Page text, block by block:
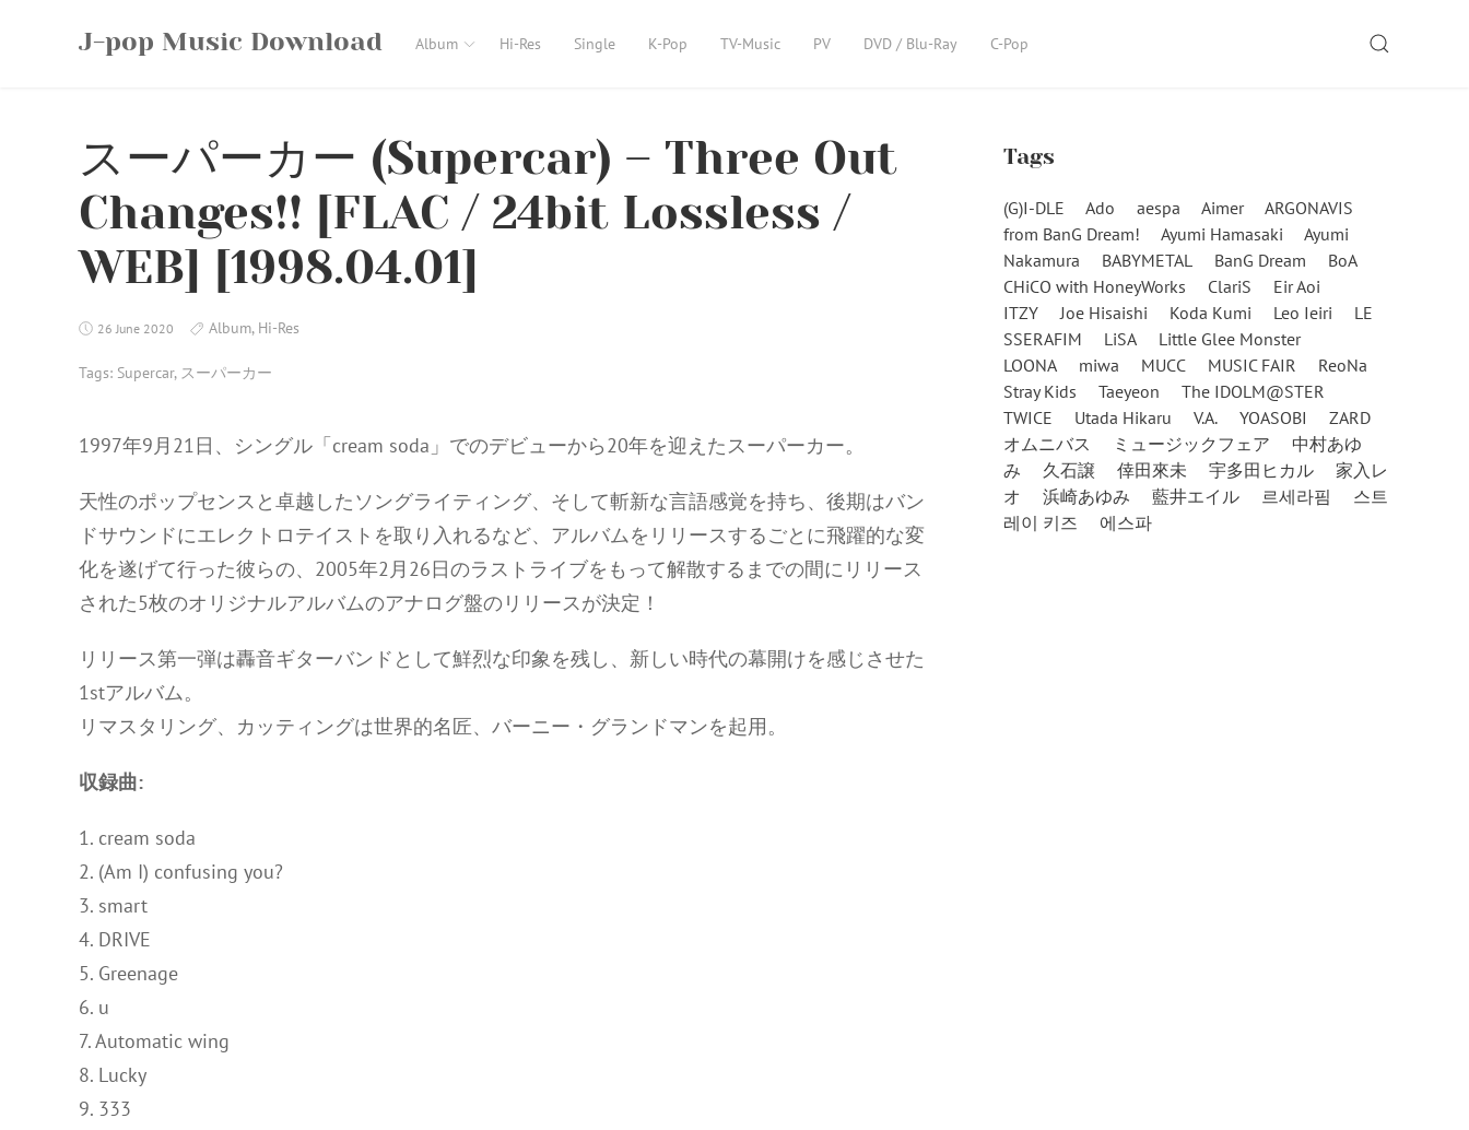
J-pop Music Download Album Hi-Res Single K-Pop TV-Music PV DVD / Blu-Ray C-Pop SEARCH
スーパーカー (Supercar) – Three Out
Changes!! [FLAC / 24bit Lossless /
WEB] [1998.04.01]
26 June 2020 Album, Hi-Res
Tags: Supercar, スーパーカー
1997年9月21日、シングル「cream soda」でのデビューから20年を迎えたスーパーカー。
天性のポップセンスと卓越したソングライティング、そして斬新な言語感覚を持ち、後期はバン
ドサウンドにエレクトロテイストを取り入れるなど、アルバムをリリースするごとに飛躍的な変
化を遂げて行った彼らの、2005年2月26日のラストライブをもって解散するまでの間にリリース
された5枚のオリジナルアルバムのアナログ盤のリリースが決定！
リリース第一弾は轟音ギターバンドとして鮮烈な印象を残し、新しい時代の幕開けを感じさせた
1stアルバム。
リマスタリング、カッティングは世界的名匠、バーニー・グランドマンを起用。
収録曲:
1. cream soda
2. (Am I) confusing you?
3. smart
4. DRIVE
5. Greenage
6. u
7. Automatic wing
8. Lucky
9. 333
Tags
(G)I-DLE Ado aespa Aimer
ARGONAVIS
from BanG Dream!
Ayumi Hamasaki
Ayumi
Nakamura
BABYMETAL BanG Dream
BoA
CHiCO with HoneyWorks
ClariS
Eir Aoi
ITZY
Joe Hisaishi Koda Kumi Leo Ieiri
LE
SSERAFIM
LiSA
Little Glee Monster
LOONA
miwa MUCC MUSIC FAIR
ReoNa
Stray Kids
Taeyeon
The IDOLM@STER
TWICE
Utada Hikaru V.A. YOASOBI
ZARD
オムニバス
ミュージックフェア
中村あゆ
み
久石譲 倖田來未 宇多田ヒカル
家入レ
オ
浜崎あゆみ 藍井エイル 르세라핌
스트
레이 키즈
에스파